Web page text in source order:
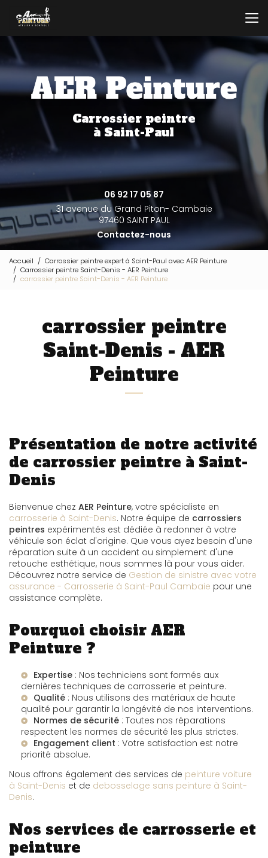
contenu
principal
Carrossier peintre
à Saint-Paul
06 92 17 05 87
31 avenue du Grand Piton- Cambaie
97460 SAINT PAUL
Contactez-nous
Accueil
Carrossier peintre expert à Saint-Paul avec AER Peinture
Carrossier peintre Saint-Denis - AER Peinture
carrossier peintre Saint-Denis - AER Peinture
carrossier peintre
Saint-Denis - AER
Peinture
Présentation de notre activité
de carrossier peintre à Saint-
Denis
Bienvenue chez AER Peinture, votre spécialiste en
carrosserie à Saint-Denis. Notre équipe de carrossiers
peintres expérimentés est dédiée à redonner à votre
véhicule son éclat d'origine. Que vous ayez besoin d'une
réparation suite à un accident ou simplement d'une
retouche esthétique, nous sommes là pour vous aider.
Découvrez notre service de Gestion de sinistre avec votre
assurance - Carrosserie à Saint-Paul Cambaie pour une
assistance complète.
Pourquoi choisir AER
Peinture ?
Expertise : Nos techniciens sont formés aux
dernières techniques de carrosserie et peinture.
Qualité : Nous utilisons des matériaux de haute
qualité pour garantir la longévité de nos interventions.
Normes de sécurité : Toutes nos réparations
respectent les normes de sécurité les plus strictes.
Engagement client : Votre satisfaction est notre
priorité absolue.
Nous offrons également des services de peinture voiture
à Saint-Denis et de debosselage sans peinture à Saint-
Denis.
Nos services de carrosserie et
peinture